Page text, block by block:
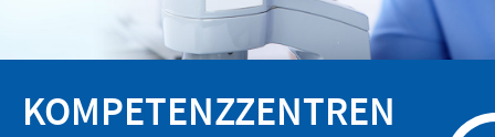
KOMPETENZZENTREN